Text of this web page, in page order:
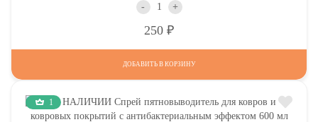
- +
250
ДОБАВИТЬ В КОРЗИНУ
1